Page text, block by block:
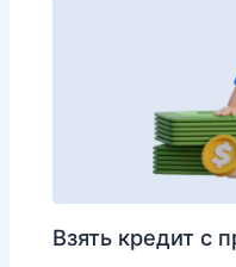
Взять кредит с